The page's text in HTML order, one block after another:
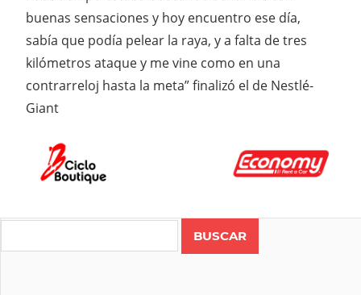
buenas sensaciones y hoy encuentro ese día,
sabía que podía pelear la raya, y a falta de tres
kilómetros ataque y me vine como en una
contrarreloj hasta la meta” finalizó el de Nestlé-
Giant